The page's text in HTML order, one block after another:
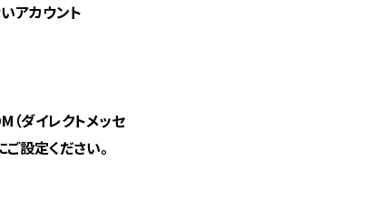
アカウント
ダイレクトメッセ
設定ください。